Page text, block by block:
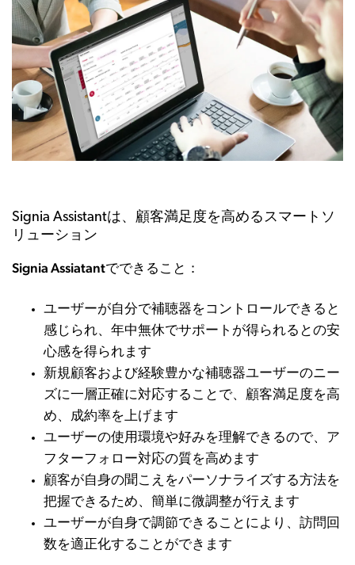
Signia Assistantは、顧客満足度を高めるスマートソ
リューション
Signia Assiatantでできること：
ユーザーが自分で補聴器をコントロールできると
感じられ、年中無休でサポートが得られるとの安
心感を得られます
新規顧客および経験豊かな補聴器ユーザーのニー
ズに一層正確に対応することで、顧客満足度を高
め、成約率を上げます
ユーザーの使用環境や好みを理解できるので、ア
フターフォロー対応の質を高めます
顧客が自身の聞こえをパーソナライズする方法を
把握できるため、簡単に微調整が行えます
ユーザーが自身で調節できることにより、訪問回
数を適正化することができます